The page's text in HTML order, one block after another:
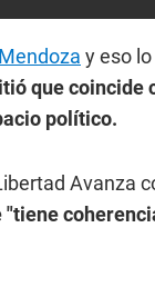
y eso
que coincide
político.
Avanza